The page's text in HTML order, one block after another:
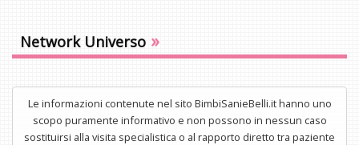
Network Universo »
Le informazioni contenute nel sito BimbiSanieBelli.it hanno uno
scopo puramente informativo e non possono in nessun caso
sostituirsi alla visita specialistica o al rapporto diretto tra paziente